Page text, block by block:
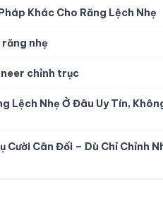
Khác Cho Răng Lệch Nhẹ
răng nhẹ
chỉnh trục
Lệch Nhẹ Ở Đâu Uy Tín,
Cười Cân Đối – Dù Chỉ Chỉnh